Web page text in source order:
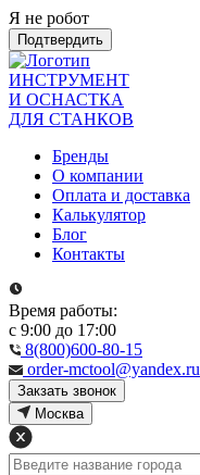
Я не робот
Подтвердить
ИНСТРУМЕНТ
И ОСНАСТКА
ДЛЯ СТАНКОВ
Бренды
О компании
Оплата и доставка
Калькулятор
Блог
Контакты
Время работы:
с 9:00 до 17:00
8(800)600-80-15
order-mctool@yandex.ru
Закзать звонок
Москва